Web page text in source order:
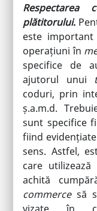
Respectarea
plătitorului.
este important
operațiuni în
specifice de
ajutorul unui
coduri, prin
ș.a.m.d.
sunt specifice
fiind
sens. Astfel,
care
achită
commercesă